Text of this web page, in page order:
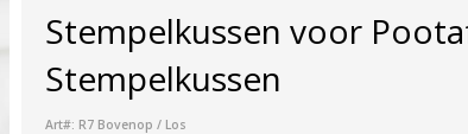
Stempelkussen voor
Stempelkussen
Art#: R7 Bovenop / Los